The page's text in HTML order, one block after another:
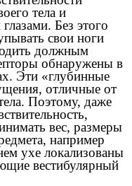
тела и
Без этого
свои ноги
должным
обнаружены в
Эти «глубинные
отличные от
Поэтому, даже
вес, размеры
например
ухе локализованы
вестибулярный